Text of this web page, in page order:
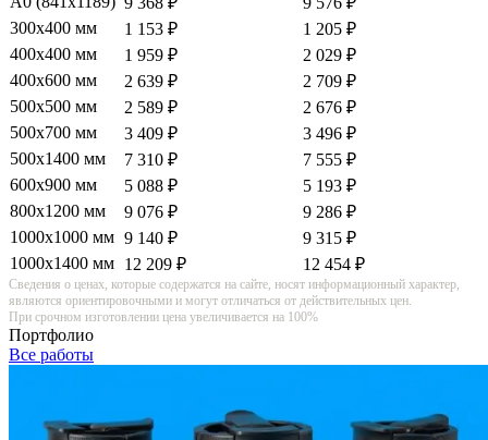
300х400 мм
1 153 ₽
1 205 ₽
400х400 мм
1 959 ₽
2 029 ₽
400х600 мм
2 639 ₽
2 709 ₽
500х500 мм
2 589 ₽
2 676 ₽
500х700 мм
3 409 ₽
3 496 ₽
500х1400 мм
7 310 ₽
7 555 ₽
600х900 мм
5 088 ₽
5 193 ₽
800х1200 мм
9 076 ₽
9 286 ₽
1000х1000 мм 9 140 ₽
9 315 ₽
1000х1400 мм 12 209 ₽ 12 454 ₽
Сведения о ценах, которые содержатся на сайте, носят информационный характер,
являются ориентировочными и могут отличаться от действительных цен.
При срочном изготовлении цена увеличивается на 100%
Портфолио
Все работы